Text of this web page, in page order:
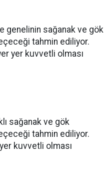
genelinin sağanak ve gök
tahmin ediliyor.
yer kuvvetli olması
sağanak ve gök
tahmin ediliyor.
yer kuvvetli olması